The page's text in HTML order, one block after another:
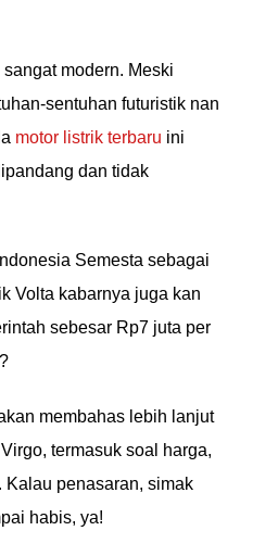
modern. Meski
sentuhan futuristik nan
motor listrik terbaru ini
dan tidak
Semesta sebagai
Volta kabarnya juga kan
sebesar Rp7 juta per
membahas lebih lanjut
termasuk soal harga,
Kalau penasaran, simak
habis, ya!